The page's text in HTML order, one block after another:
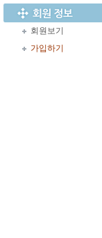
회원보기
가입하기